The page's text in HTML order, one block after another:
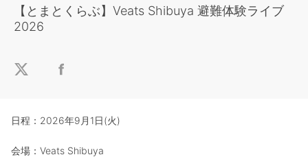
【とまとくらぶ】Veats Shibuya 避難体験ライブ
2026
日程：2026年9月1日(火)
会場：Veats Shibuya